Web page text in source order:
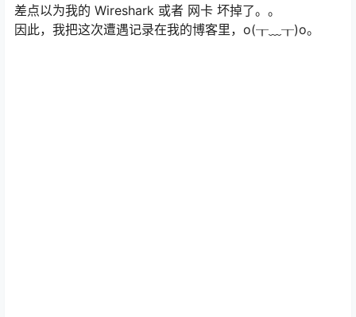
差点以为我的 Wireshark 或者 网卡 坏掉了。。
因此，我把这次遭遇记录在我的博客里，o(╥﹏╥)o。